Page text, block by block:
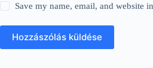
Save my name, email, and website
Hozzászólás küldése